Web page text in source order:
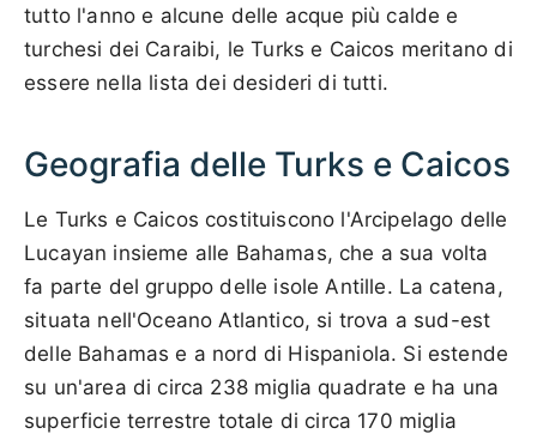
tutto l'anno e alcune delle acque più calde e
turchesi dei Caraibi, le Turks e Caicos meritano di
essere nella lista dei desideri di tutti.
Geografia delle Turks e Caicos
Le Turks e Caicos costituiscono l'Arcipelago delle
Lucayan insieme alle Bahamas, che a sua volta
fa parte del gruppo delle isole Antille. La catena,
situata nell'Oceano Atlantico, si trova a sud-est
delle Bahamas e a nord di Hispaniola. Si estende
su un'area di circa 238 miglia quadrate e ha una
superficie terrestre totale di circa 170 miglia